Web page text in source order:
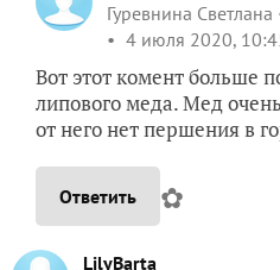
Гуревнина Светлана
4 июля 2020,
Вот этот комент больше
липового меда. Мед
от него нет першения в
Ответить ✿
LilyBarta